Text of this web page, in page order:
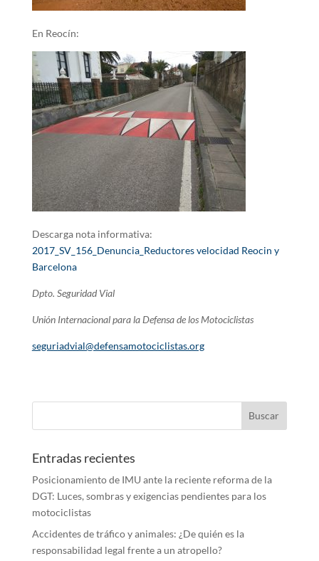
En Reocín:
Descarga nota informativa:
2017_SV_156_Denuncia_Reductores velocidad Reocin y
Barcelona
Dpto. Seguridad Vial
Unión Internacional para la Defensa de los Motociclistas
seguriadvial@defensamotociclistas.org
Entradas recientes
Posicionamiento de IMU ante la reciente reforma de la
DGT: Luces, sombras y exigencias pendientes para los
motociclistas
Accidentes de tráfico y animales: ¿De quién es la
responsabilidad legal frente a un atropello?